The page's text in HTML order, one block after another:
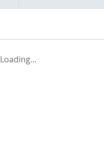
Loading...